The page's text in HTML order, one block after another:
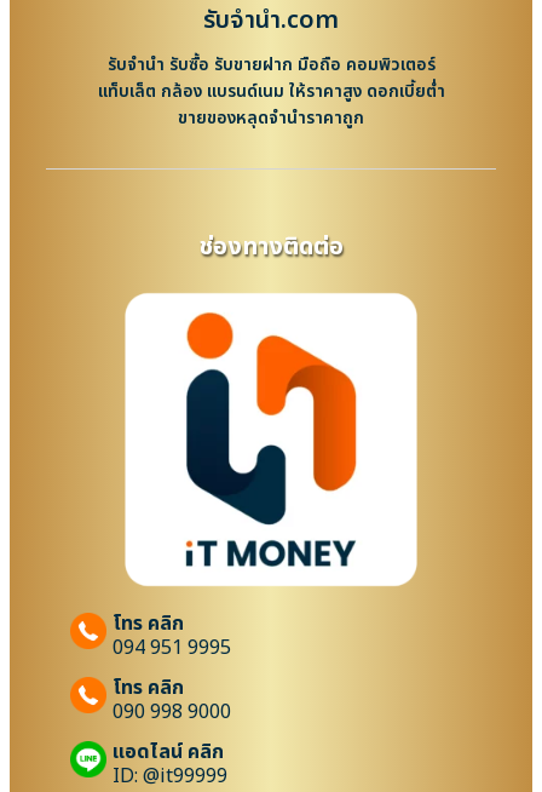
รับจํานํา.com
รับจำนำ รับซื้อ รับขายฝาก มือถือ คอมพิวเตอร์
แท็บเล็ต กล้อง แบรนด์เนม ให้ราคาสูง ดอกเบี้ยต่ำ
ขายของหลุดจำนำราคาถูก
ช่องทางติดต่อ
โทร คลิก
094 951 9995
โทร คลิก
090 998 9000
แอดไลน์ คลิก
ID: @it99999